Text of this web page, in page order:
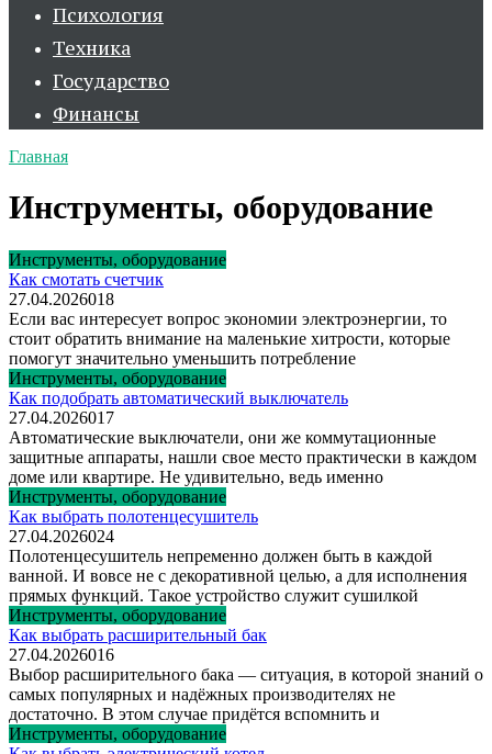
Психология
Техника
Государство
Финансы
Главная
Инструменты, оборудование
Инструменты, оборудование
Как смотать счетчик
27.04.2026018
Если вас интересует вопрос экономии электроэнергии, то
стоит обратить внимание на маленькие хитрости, которые
помогут значительно уменьшить потребление
Инструменты, оборудование
Как подобрать автоматический выключатель
27.04.2026017
Автоматические выключатели, они же коммутационные
защитные аппараты, нашли свое место практически в каждом
доме или квартире. Не удивительно, ведь именно
Инструменты, оборудование
Как выбрать полотенцесушитель
27.04.2026024
Полотенцесушитель непременно должен быть в каждой
ванной. И вовсе не с декоративной целью, а для исполнения
прямых функций. Такое устройство служит сушилкой
Инструменты, оборудование
Как выбрать расширительный бак
27.04.2026016
Выбор расширительного бака — ситуация, в которой знаний о
самых популярных и надёжных производителях не
достаточно. В этом случае придётся вспомнить и
Инструменты, оборудование